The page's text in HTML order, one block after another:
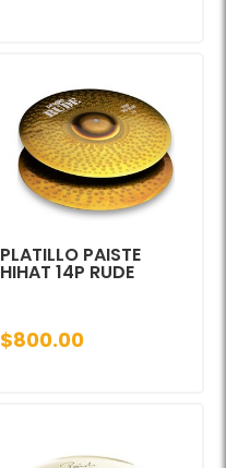
PLATILLO PAISTE
HIHAT 14P RUDE
$800.00